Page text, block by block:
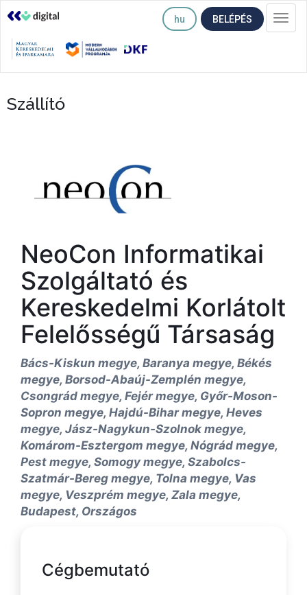
hu BELÉPÉS
Szállító
NeoCon Informatikai
Szolgáltató és
Kereskedelmi Korlátolt
Felelősségű Társaság
Bács-Kiskun megye, Baranya megye, Békés
megye, Borsod-Abaúj-Zemplén megye,
Csongrád megye, Fejér megye, Győr-Moson-
Sopron megye, Hajdú-Bihar megye, Heves
megye, Jász-Nagykun-Szolnok megye,
Komárom-Esztergom megye, Nógrád megye,
Pest megye, Somogy megye, Szabolcs-
Szatmár-Bereg megye, Tolna megye, Vas
megye, Veszprém megye, Zala megye,
Budapest, Országos
Cégbemutató